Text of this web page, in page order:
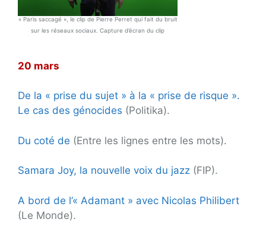
« Paris saccagé », le clip de Pierre Perret qui fait du bruit
sur les réseaux sociaux. Capture d’écran du clip
20 mars
De la « prise du sujet » à la « prise de risque ».
Le cas des génocides (Politika).
Du coté de (Entre les lignes entre les mots).
Samara Joy, la nouvelle voix du jazz (FIP).
A bord de l’« Adamant » avec Nicolas Philibert
(Le Monde).